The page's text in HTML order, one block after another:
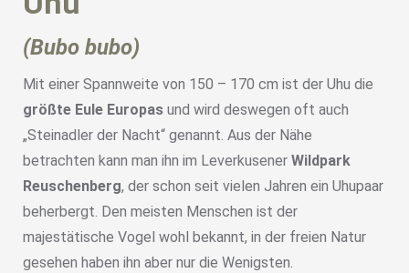
(Bubo bubo)
Mit einer Spannweite von 150 – 170 cm ist der Uhu die
größte Eule Europas und wird deswegen oft auch
„Steinadler der Nacht“ genannt. Aus der Nähe
betrachten kann man ihn im Leverkusener Wildpark
Reuschenberg, der schon seit vielen Jahren ein Uhupaar
beherbergt. Den meisten Menschen ist der
majestätische Vogel wohl bekannt, in der freien Natur
gesehen haben ihn aber nur die Wenigsten.